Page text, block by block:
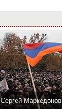
Сергей Маркедонов